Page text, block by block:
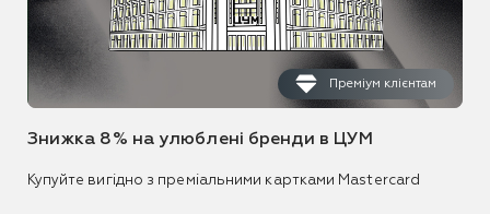
Преміум клієнтам
Знижка 8% на улюблені бренди в ЦУМ
Купуйте вигідно з преміальними картками Mastercard